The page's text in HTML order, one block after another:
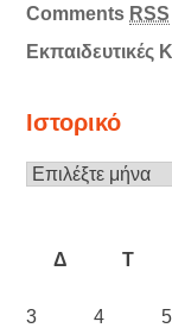
Comments RSS
Εκπαιδευτικές
Ιστορικό
Ιστορικό
Δ
Τ
3
4 5